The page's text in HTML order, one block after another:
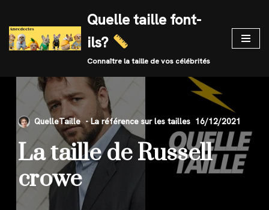
Skip
to
Quelle taille font-
ils?
Connaître la taille de vos célébrités
QuelleTaille 16/12/2021
La taille de Russell
crowe